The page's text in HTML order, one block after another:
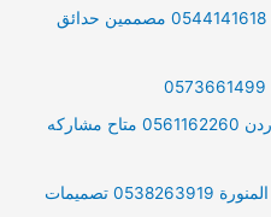
افضل شركة تنسيق حدائق بالرياض 0544141618 مصممين حدائق
شركة نقل عفش من الدمام الى الاردن 0561162260 متاح مشاركه
افضل شركة تنسيق حدائق بالمدينة المنورة 0538263919 تصميمات